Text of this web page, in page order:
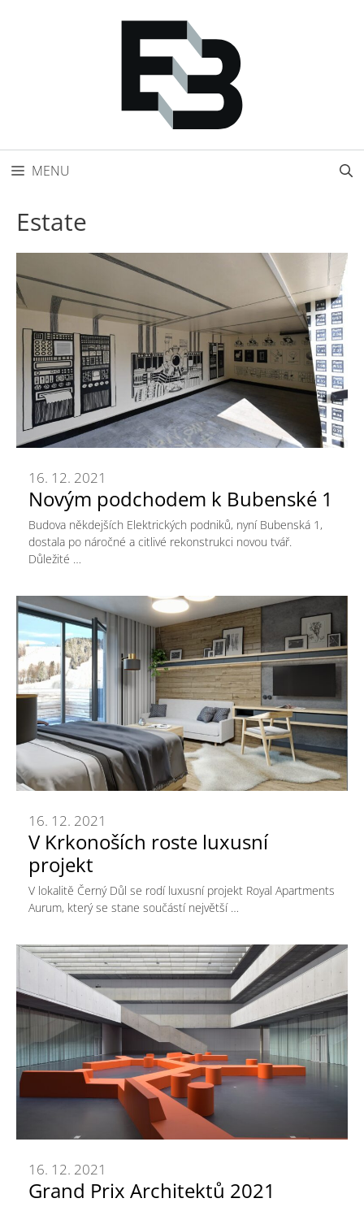
MENU
Estate
Novým podchodem k Bubenské 1
16. 12. 2021
Budova někdejších Elektrických podniků, nyní Bubenská 1,
dostala po náročné a citlivé rekonstrukci novou tvář.
Důležité …
V Krkonoších roste luxusní
projekt
16. 12. 2021
V lokalitě Černý Důl se rodí luxusní projekt Royal Apartments
Aurum, který se stane součástí největší …
Grand Prix Architektů 2021
16. 12. 2021